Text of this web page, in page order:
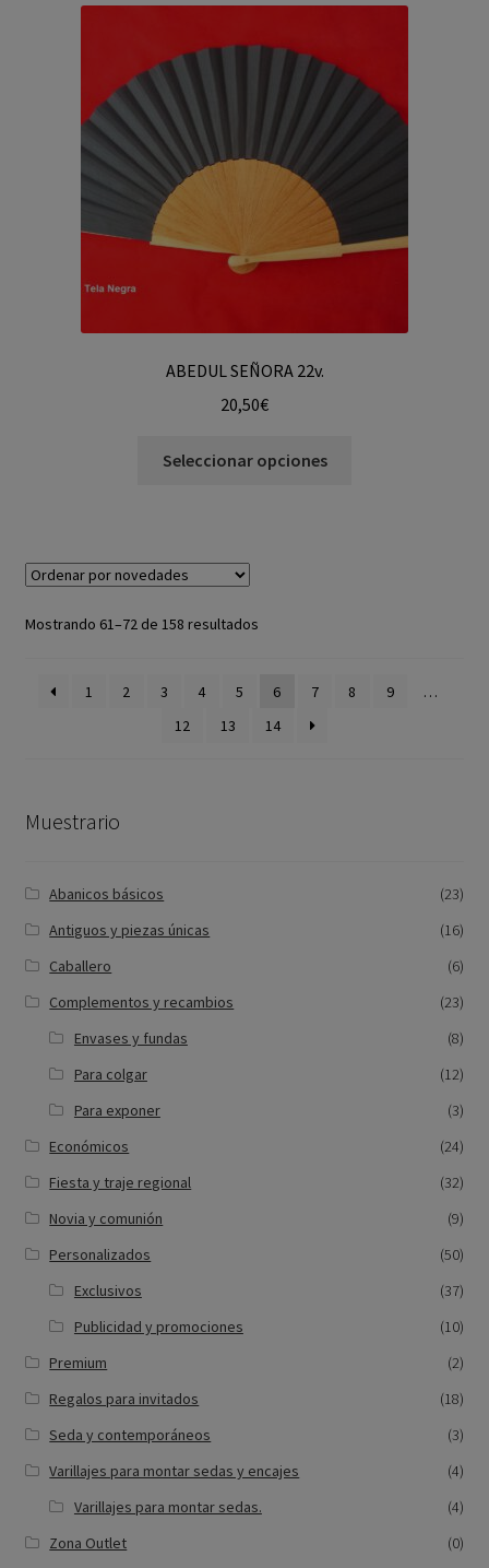
ABEDUL SEÑORA 22v.
20,50€
Seleccionar opciones
Mostrando 61–72 de 158 resultados
1 2 3 4 5 6 7 8 9
…
12
13 14
Muestrario
Abanicos básicos
(23)
Antiguos y piezas únicas
(16)
Caballero
(6)
Complementos y recambios
(23)
Envases y fundas
(8)
Para colgar
(12)
Para exponer
(3)
Económicos
(24)
Fiesta y traje regional
(32)
Novia y comunión
(9)
Personalizados
(50)
Exclusivos
(37)
Publicidad y promociones
(10)
Premium
(2)
Regalos para invitados
(18)
Seda y contemporáneos
(3)
Varillajes para montar sedas y encajes
(4)
Varillajes para montar sedas.
(4)
Zona Outlet
(0)